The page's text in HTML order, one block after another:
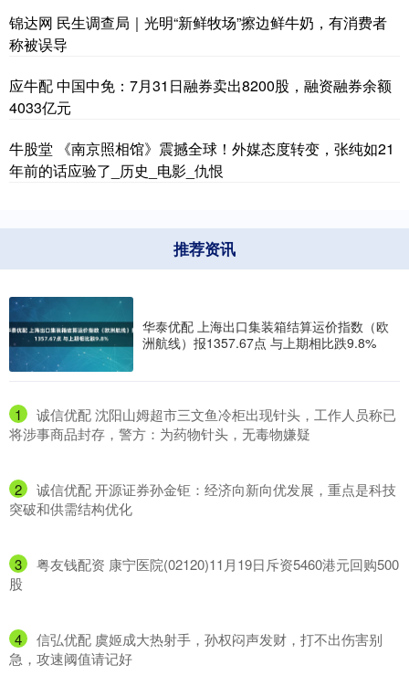
锦达网 民生调查局｜光明“新鲜牧场”擦边鲜牛奶，有消费者
称被误导
应牛配 中国中免：7月31日融券卖出8200股，融资融券余额
4033亿元
牛股堂 《南京照相馆》震撼全球！外媒态度转变，张纯如21
年前的话应验了_历史_电影_仇恨
推荐资讯
华泰优配 上海出口集装箱结算运价指数（欧
洲航线）报1357.67点 与上期相比跌9.8%
1
​诚信优配 沈阳山姆超市三文鱼冷柜出现针头，工作人员称已
将涉事商品封存，警方：为药物针头，无毒物嫌疑
2
​诚信优配 开源证券孙金钜：经济向新向优发展，重点是科技
突破和供需结构优化
3
​粤友钱配资 康宁医院(02120)11月19日斥资5460港元回购500
股
4
​信弘优配 虞姬成大热射手，孙权闷声发财，打不出伤害别
急，攻速阈值请记好